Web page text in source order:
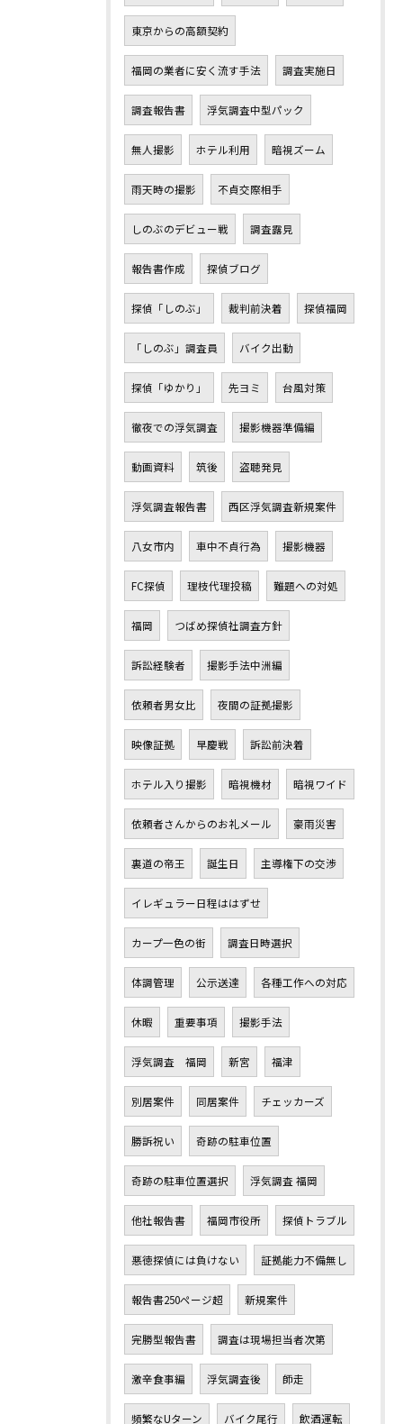
東京からの高額契約
福岡の業者に安く流す手法 調査実施日
調査報告書 浮気調査中型パック
無人撮影 ホテル利用 暗視ズーム
雨天時の撮影 不貞交際相手
しのぶのデビュー戦 調査露見
報告書作成 探偵ブログ
探偵「しのぶ」 裁判前決着 探偵福岡
「しのぶ」調査員 バイク出動
探偵「ゆかり」 先ヨミ 台風対策
徹夜での浮気調査 撮影機器準備編
動画資料 筑後 盗聴発見
浮気調査報告書 西区浮気調査新規案件
八女市内 車中不貞行為 撮影機器
FC探偵 理枝代理投稿 難題への対処
福岡 つばめ探偵社調査方針
訴訟経験者 撮影手法中洲編
依頼者男女比 夜間の証拠撮影
映像証拠 早慶戦 訴訟前決着
ホテル入り撮影 暗視機材 暗視ワイド
依頼者さんからのお礼メール 豪雨災害
裏道の帝王 誕生日 主導権下の交渉
イレギュラー日程ははずせ
カープ一色の街 調査日時選択
体調管理 公示送達 各種工作への対応
休暇 重要事項 撮影手法
浮気調査 福岡 新宮 福津
別居案件 同居案件 チェッカーズ
勝訴祝い 奇跡の駐車位置
奇跡の駐車位置選択 浮気調査 福岡
他社報告書 福岡市役所 探偵トラブル
悪徳探偵には負けない 証拠能力不備無し
報告書250ページ超 新規案件
完勝型報告書 調査は現場担当者次第
激辛食事編 浮気調査後 師走
頻繁なUターン バイク尾行 飲酒運転